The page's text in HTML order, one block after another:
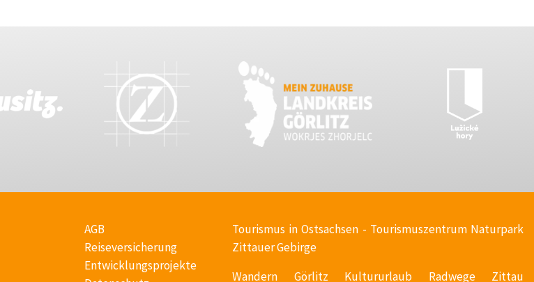
AGB
Reiseversicherung
Entwicklungsprojekte
Tourismus in Ostsachsen - Tourismuszentrum Naturpark
Zittauer Gebirge
Wandern Görlitz Kultururlaub Radwege Zittau